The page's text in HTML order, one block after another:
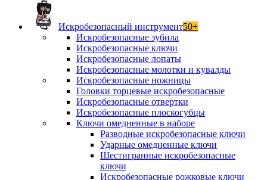
Искробезопасный инструмент50+
Искробезопасные зубила
Искробезопасные ключи
Искробезопасные лопаты
Искробезопасные молотки и кувалды
Искробезопасные ножницы
Головки торцевые искробезопасные
Искробезопасные отвертки
Искробезопасные плоскогубцы
Ключи омедненные в наборе
Разводные искробезопасные ключи
Ударные омедненные ключи
Шестигранные искробезопасные
ключи
Искробезопасные рожковые ключи